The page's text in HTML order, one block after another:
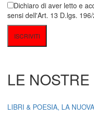
Dichiaro di aver letto e
sensi dell'Art. 13 D.lgs.
LE
LIBRI & POESIA, LA